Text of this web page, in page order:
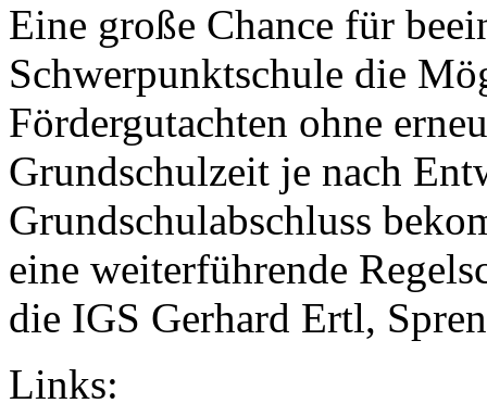
Eine große Chance für
Schwerpunktschule die
Fördergutachten ohne
Grundschulzeit je nach
Grundschulabschluss
eine weiterführende
die IGS Gerhard Ertl,
Links: